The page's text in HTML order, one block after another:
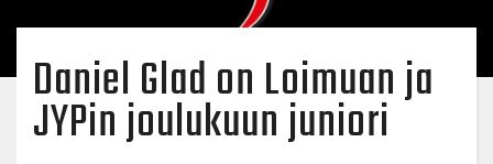
Daniel Glad on Loimuan ja
JYPin joulukuun juniori